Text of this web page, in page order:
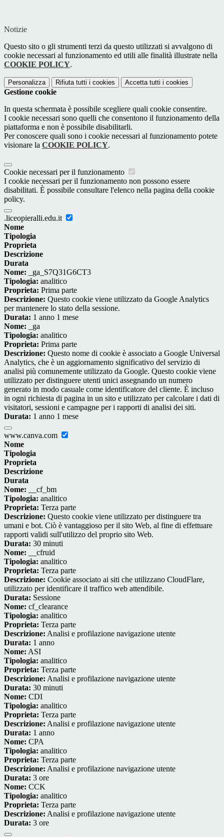
Notizie
Questo sito o gli strumenti terzi da questo utilizzati si avvalgono di
cookie necessari al funzionamento ed utili alle finalità illustrate nella
COOKIE POLICY.
Personalizza Rifiuta tutti i cookies Accetta tutti i cookies
Gestione cookie
In questa schermata è possibile scegliere quali cookie consentire.
I cookie necessari sono quelli che consentono il funzionamento della
piattaforma e non è possibile disabilitarli.
Per conoscere quali sono i cookie necessari al funzionamento potete
visionare la COOKIE POLICY.
Cookie necessari per il funzionamento
I cookie necessari per il funzionamento non possono essere
disabilitati. È possibile consultare l'elenco nella pagina della cookie
policy.
.liceopieralli.edu.it
Nome
Tipologia
Proprieta
Descrizione
Durata
Nome: _ga_S7Q31G6CT3
Tipologia: analitico
Proprieta: Prima parte
Descrizione: Questo cookie viene utilizzato da Google Analytics
per mantenere lo stato della sessione.
Durata: 1 anno 1 mese
Nome: _ga
Tipologia: analitico
Proprieta: Prima parte
Descrizione: Questo nome di cookie è associato a Google Universal
Analytics, che è un aggiornamento significativo del servizio di
analisi più comunemente utilizzato da Google. Questo cookie viene
utilizzato per distinguere utenti unici assegnando un numero
generato in modo casuale come identificatore del cliente. È incluso
in ogni richiesta di pagina in un sito e utilizzato per calcolare i dati di
visitatori, sessioni e campagne per i rapporti di analisi dei siti.
Durata: 1 anno 1 mese
www.canva.com
Nome
Tipologia
Proprieta
Descrizione
Durata
Nome: __cf_bm
Tipologia: analitico
Proprieta: Terza parte
Descrizione: Questo cookie viene utilizzato per distinguere tra
umani e bot. Ciò è vantaggioso per il sito Web, al fine di effettuare
rapporti validi sull'utilizzo del proprio sito Web.
Durata: 30 minuti
Nome: __cfruid
Tipologia: analitico
Proprieta: Terza parte
Descrizione: Cookie associato ai siti che utilizzano CloudFlare,
utilizzato per identificare il traffico web attendibile.
Durata: Sessione
Nome: cf_clearance
Tipologia: analitico
Proprieta: Terza parte
Descrizione: Analisi e profilazione navigazione utente
Durata: 1 anno
Nome: ASI
Tipologia: analitico
Proprieta: Terza parte
Descrizione: Analisi e profilazione navigazione utente
Durata: 30 minuti
Nome: CDI
Tipologia: analitico
Proprieta: Terza parte
Descrizione: Analisi e profilazione navigazione utente
Durata: 1 anno
Nome: CPA
Tipologia: analitico
Proprieta: Terza parte
Descrizione: Analisi e profilazione navigazione utente
Durata: 3 ore
Nome: CCK
Tipologia: analitico
Proprieta: Terza parte
Descrizione: Analisi e profilazione navigazione utente
Durata: 3 ore